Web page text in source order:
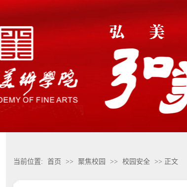
当前位置: 首页 >> 聚焦校园 >> 校园安全 >> 正文